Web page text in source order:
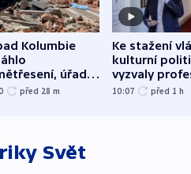
Kolumbie
úřady
přes sto obětí
před 28 m
Ke stažení
kulturní
vyzvaly
organizace,
10:07 před 1 h
Svět